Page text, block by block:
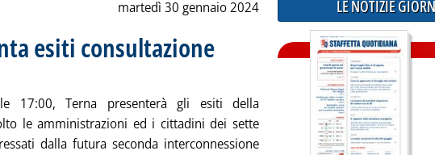
martedì 30 gennaio 2024
esiti consultazione
17:00, Terna presenterà gli esiti della
le amministrazioni ed i cittadini dei sette
dalla futura seconda interconnessione
LE NOTIZIE